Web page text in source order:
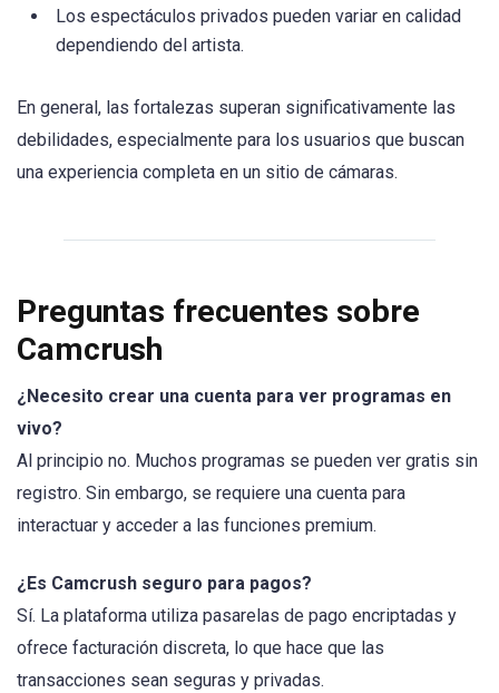
Los espectáculos privados pueden variar en calidad
dependiendo del artista.
En general, las fortalezas superan significativamente las
debilidades, especialmente para los usuarios que buscan
una experiencia completa en un sitio de cámaras.
Preguntas frecuentes sobre
Camcrush
¿Necesito crear una cuenta para ver programas en
vivo?
Al principio no. Muchos programas se pueden ver gratis sin
registro. Sin embargo, se requiere una cuenta para
interactuar y acceder a las funciones premium.
¿Es Camcrush seguro para pagos?
Sí. La plataforma utiliza pasarelas de pago encriptadas y
ofrece facturación discreta, lo que hace que las
transacciones sean seguras y privadas.